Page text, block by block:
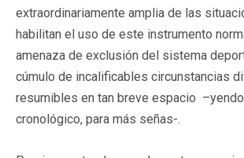
extraordinariamente amplia de las
habilitan el uso de este instrumento
amenaza de exclusión del sistema
cúmulo de incalificables circunstancias
resumibles en tan breve espacio
cronológico, para más señas-.